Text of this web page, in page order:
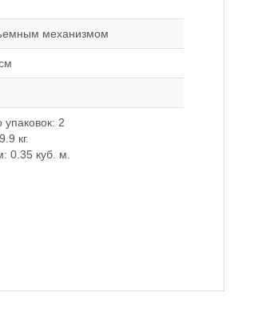
механизмом
упаковок: 2
кг.
0.35 куб. м.